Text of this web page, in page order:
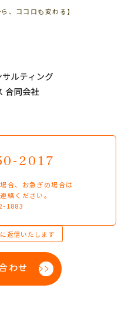
、ココロも変わる】
2017
合、お急ぎの場合は
絡ください。
1883
返信いたします
わせ